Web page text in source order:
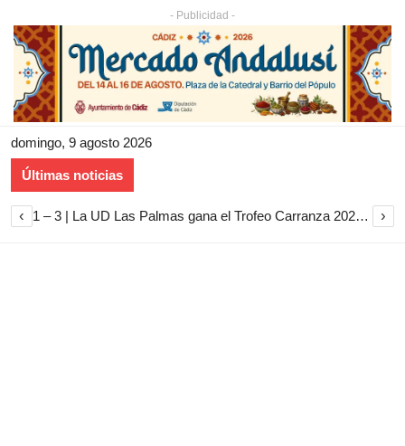
- Publicidad -
domingo, 9 agosto 2026
Últimas noticias
‹ 1 – 3 | La UD Las Palmas gana el Trofeo Carranza 2026 tras imponerse al Cádiz CF ›